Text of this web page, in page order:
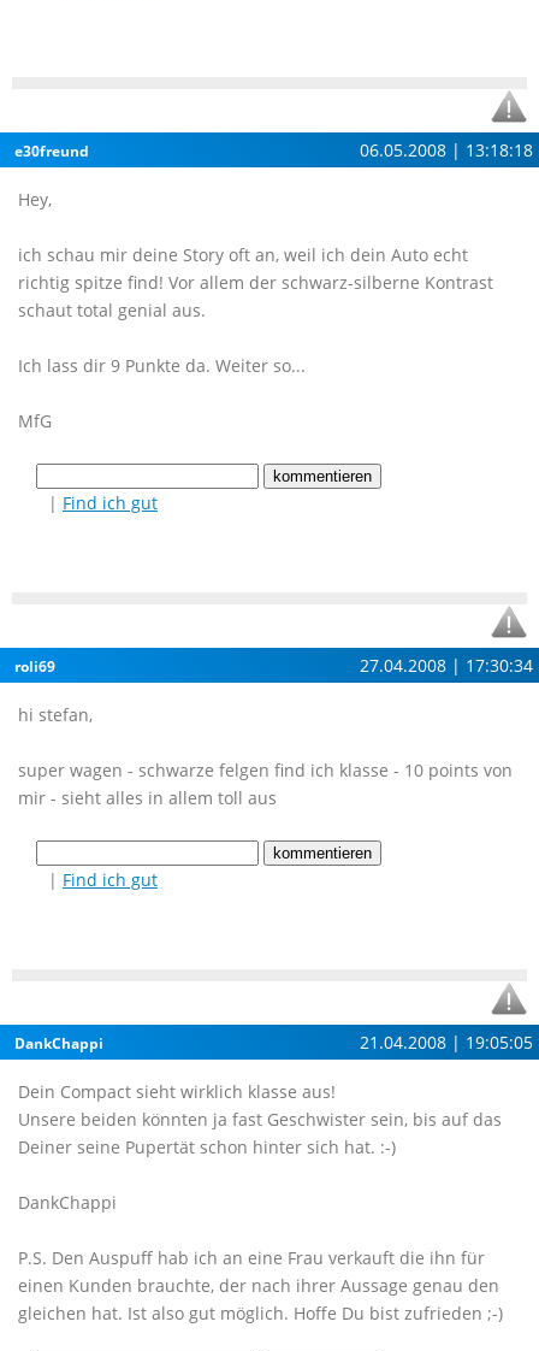
e30freund 06.05.2008 | 13:18:18
Hey,
ich schau mir deine Story oft an, weil ich dein Auto echt
richtig spitze find! Vor allem der schwarz-silberne Kontrast
schaut total genial aus.
Ich lass dir 9 Punkte da. Weiter so...
MfG
| Find ich gut
roli69 27.04.2008 | 17:30:34
hi stefan,
super wagen - schwarze felgen find ich klasse - 10 points von
mir - sieht alles in allem toll aus
| Find ich gut
DankChappi 21.04.2008 | 19:05:05
Dein Compact sieht wirklich klasse aus!
Unsere beiden könnten ja fast Geschwister sein, bis auf das
Deiner seine Pupertät schon hinter sich hat. :-)
DankChappi
P.S. Den Auspuff hab ich an eine Frau verkauft die ihn für
einen Kunden brauchte, der nach ihrer Aussage genau den
gleichen hat. Ist also gut möglich. Hoffe Du bist zufrieden ;-)